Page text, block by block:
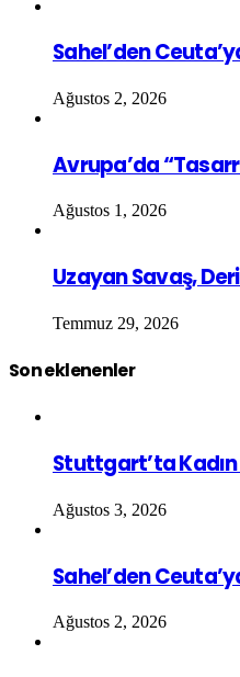
Sahel’den
Ağustos 2, 2026
Avrupa’da
Ağustos 1, 2026
Uzayan Savaş,
Temmuz 29, 2026
Son eklenenler
Stuttgart’ta Kadın
Ağustos 3, 2026
Sahel’den
Ağustos 2, 2026